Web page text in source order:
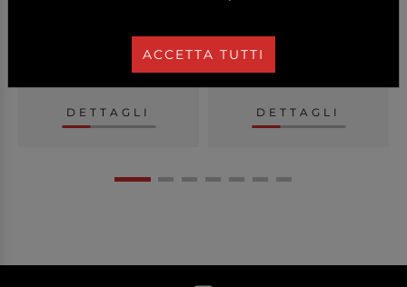
2,50 €
DETTAGLI
a partire da
DETTAGLI
ACCETTA TUTTI